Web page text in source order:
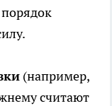
(например,
считают